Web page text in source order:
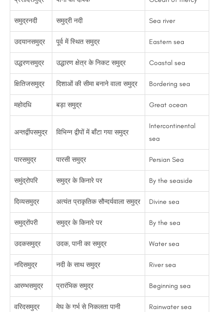
समुद्रनदी समुद्री नदी Sea river
उदयानसमुद्र पूर्व में स्थित समुद्र Eastern sea
उद्धरणसमुद्र उद्धारण क्षेत्र के निकट समुद्र Coastal sea
क्षितिजसमुद्र दिशाओं की सीमा बनाने वाला समुद्र Bordering sea
महोदधि बड़ा समुद्र Great ocean
अन्तर्द्वीपसमुद्र विभिन्न द्वीपों में बाँटा गया समुद्र
Intercontinental
sea
पारसमुद्र पारसी समुद्र Persian Sea
समुंद्रोपरि समुद्र के किनारे पर By the seaside
दिव्यसमुद्र अत्यंत प्राकृतिक सौन्दर्यवाला समुद्र Divine sea
समुद्रोंपरी समुद्र के किनारे पर By the sea
उदकसमुद्र उदक, पानी का समुद्र Water sea
नदिसमुद्र नदी के साथ समुद्र River sea
आरम्भसमुद्र प्रारंभिक समुद्र Beginning sea
वरिदसमुद्र मेघ के गर्भ से निकलता पानी Rainwater sea